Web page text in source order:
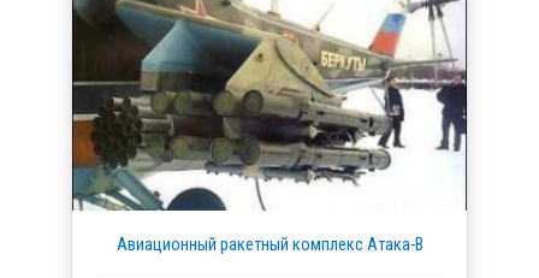
Авиационный ракетный комплекс Атака-В